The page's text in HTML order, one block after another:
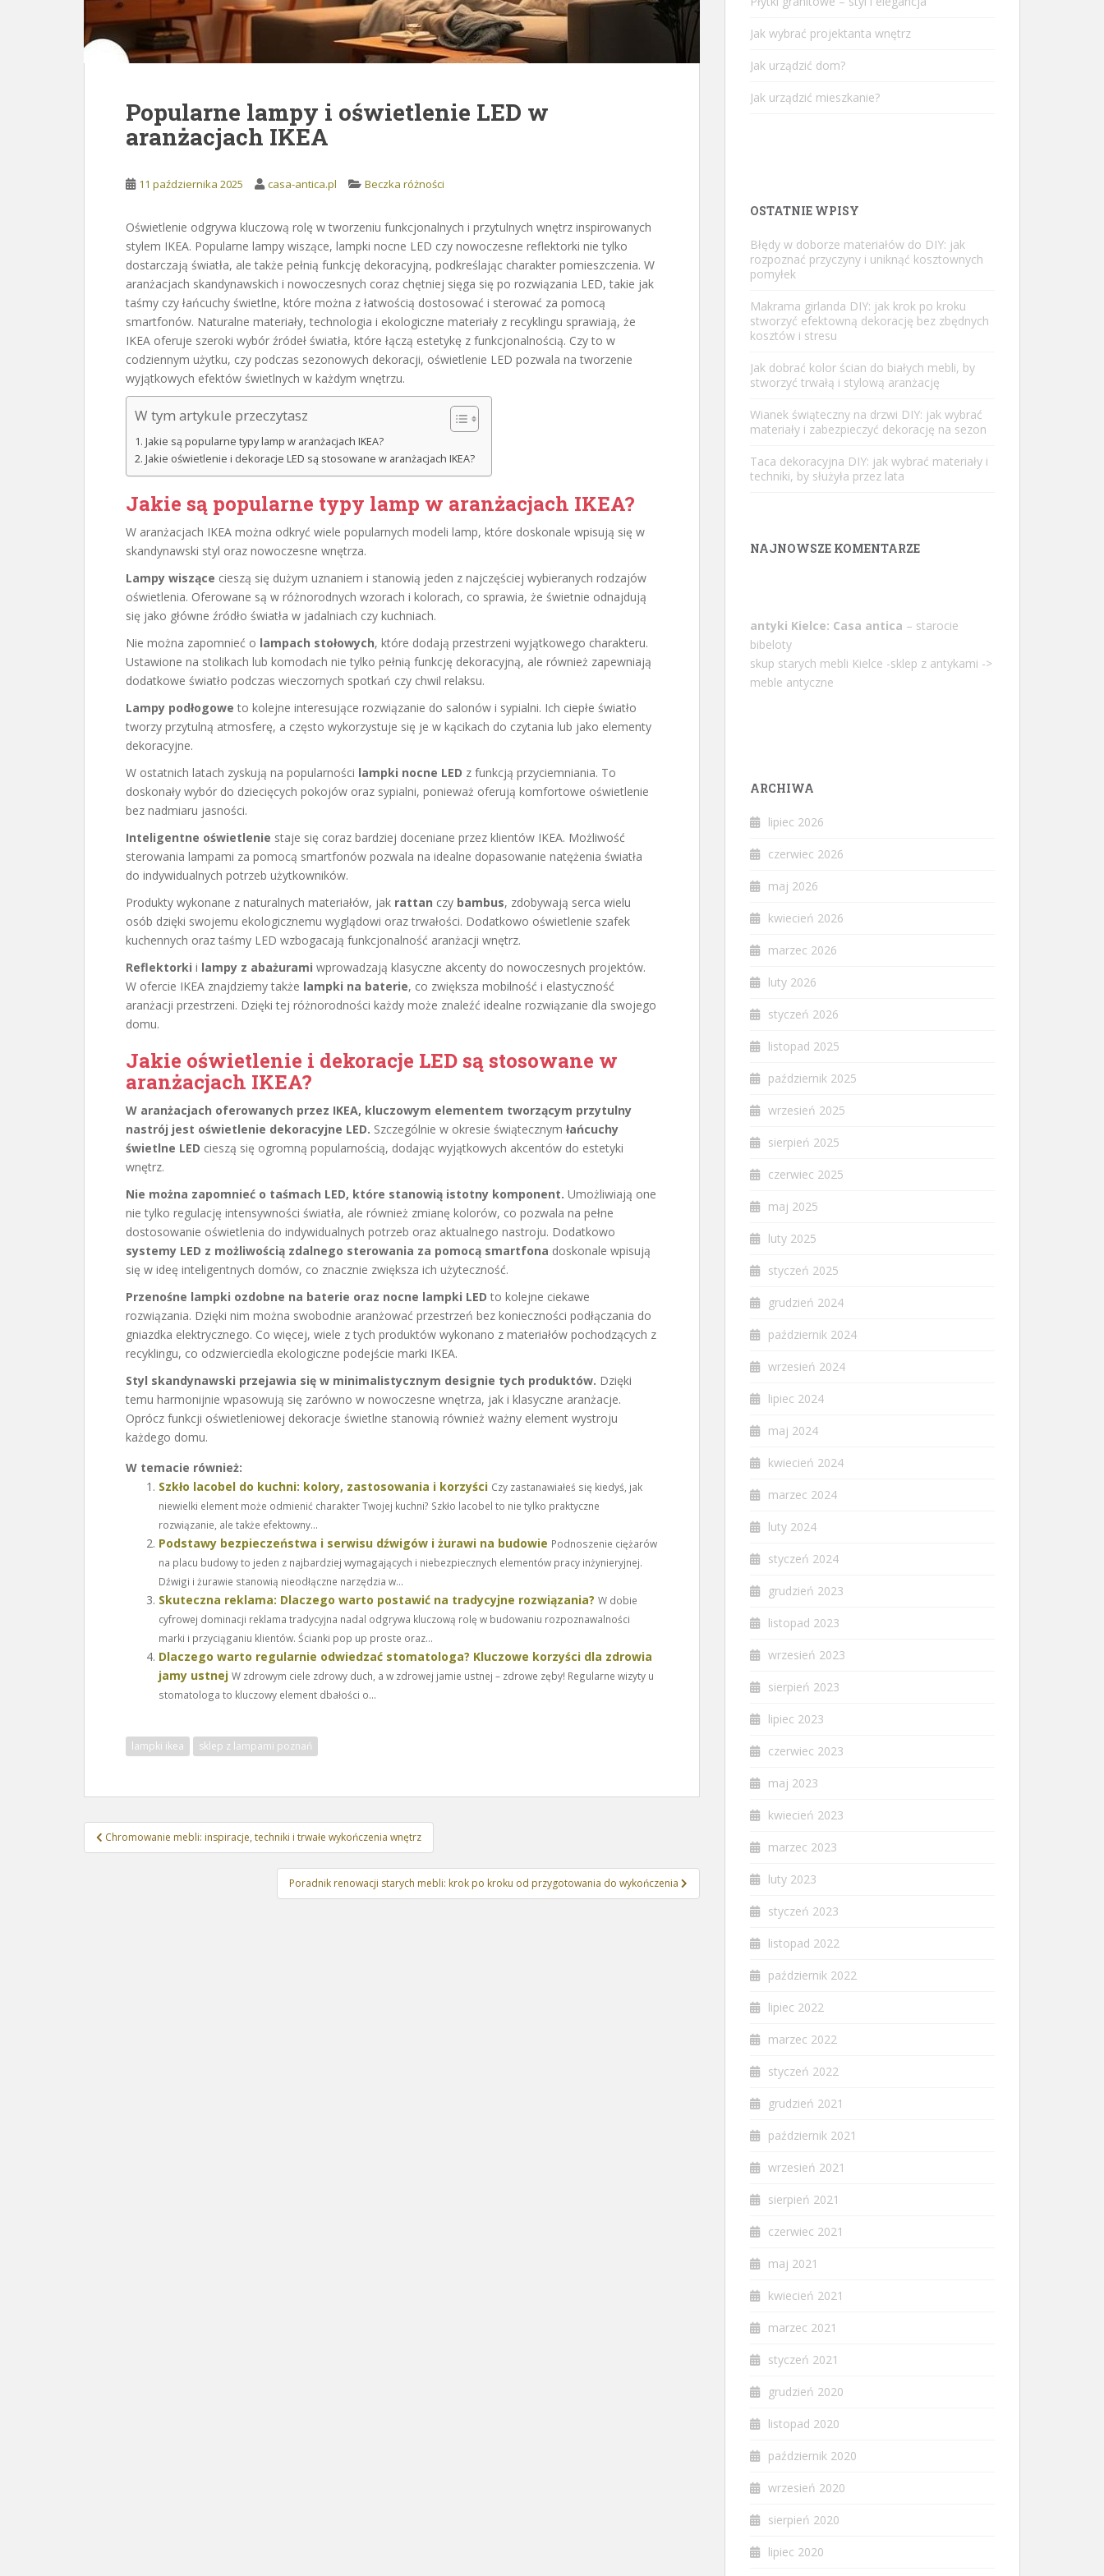
Popularne lampy i oświetlenie LED w
aranżacjach IKEA
11 października 2025 casa-antica.pl Beczka różności
Oświetlenie odgrywa kluczową rolę w tworzeniu funkcjonalnych i przytulnych wnętrz inspirowanych
stylem IKEA. Popularne lampy wiszące, lampki nocne LED czy nowoczesne reflektorki nie tylko
dostarczają światła, ale także pełnią funkcję dekoracyjną, podkreślając charakter pomieszczenia. W
aranżacjach skandynawskich i nowoczesnych coraz chętniej sięga się po rozwiązania LED, takie jak
taśmy czy łańcuchy świetlne, które można z łatwością dostosować i sterować za pomocą
smartfonów. Naturalne materiały, technologia i ekologiczne materiały z recyklingu sprawiają, że
IKEA oferuje szeroki wybór źródeł światła, które łączą estetykę z funkcjonalnością. Czy to w
codziennym użytku, czy podczas sezonowych dekoracji, oświetlenie LED pozwala na tworzenie
wyjątkowych efektów świetlnych w każdym wnętrzu.
W tym artykule przeczytasz
Jakie są popularne typy lamp w aranżacjach IKEA?
Jakie oświetlenie i dekoracje LED są stosowane w aranżacjach IKEA?
Jakie są popularne typy lamp w aranżacjach IKEA?
W aranżacjach IKEA można odkryć wiele popularnych modeli lamp, które doskonale wpisują się w
skandynawski styl oraz nowoczesne wnętrza.
Lampy wiszące cieszą się dużym uznaniem i stanowią jeden z najczęściej wybieranych rodzajów
oświetlenia. Oferowane są w różnorodnych wzorach i kolorach, co sprawia, że świetnie odnajdują
się jako główne źródło światła w jadalniach czy kuchniach.
Nie można zapomnieć o lampach stołowych, które dodają przestrzeni wyjątkowego charakteru.
Ustawione na stolikach lub komodach nie tylko pełnią funkcję dekoracyjną, ale również zapewniają
dodatkowe światło podczas wieczornych spotkań czy chwil relaksu.
Lampy podłogowe to kolejne interesujące rozwiązanie do salonów i sypialni. Ich ciepłe światło
tworzy przytulną atmosferę, a często wykorzystuje się je w kącikach do czytania lub jako elementy
dekoracyjne.
W ostatnich latach zyskują na popularności lampki nocne LED z funkcją przyciemniania. To
doskonały wybór do dziecięcych pokojów oraz sypialni, ponieważ oferują komfortowe oświetlenie
bez nadmiaru jasności.
Inteligentne oświetlenie staje się coraz bardziej doceniane przez klientów IKEA. Możliwość
sterowania lampami za pomocą smartfonów pozwala na idealne dopasowanie natężenia światła
do indywidualnych potrzeb użytkowników.
Produkty wykonane z naturalnych materiałów, jak rattan czy bambus, zdobywają serca wielu
osób dzięki swojemu ekologicznemu wyglądowi oraz trwałości. Dodatkowo oświetlenie szafek
kuchennych oraz taśmy LED wzbogacają funkcjonalność aranżacji wnętrz.
Reflektorki i lampy z abażurami wprowadzają klasyczne akcenty do nowoczesnych projektów.
W ofercie IKEA znajdziemy także lampki na baterie, co zwiększa mobilność i elastyczność
aranżacji przestrzeni. Dzięki tej różnorodności każdy może znaleźć idealne rozwiązanie dla swojego
domu.
Jakie oświetlenie i dekoracje LED są stosowane w
aranżacjach IKEA?
W aranżacjach oferowanych przez IKEA, kluczowym elementem tworzącym przytulny
nastrój jest oświetlenie dekoracyjne LED. Szczególnie w okresie świątecznym łańcuchy
świetlne LED cieszą się ogromną popularnością, dodając wyjątkowych akcentów do estetyki
wnętrz.
Nie można zapomnieć o taśmach LED, które stanowią istotny komponent. Umożliwiają one
nie tylko regulację intensywności światła, ale również zmianę kolorów, co pozwala na pełne
dostosowanie oświetlenia do indywidualnych potrzeb oraz aktualnego nastroju. Dodatkowo
systemy LED z możliwością zdalnego sterowania za pomocą smartfona doskonale wpisują
się w ideę inteligentnych domów, co znacznie zwiększa ich użyteczność.
Przenośne lampki ozdobne na baterie oraz nocne lampki LED to kolejne ciekawe
rozwiązania. Dzięki nim można swobodnie aranżować przestrzeń bez konieczności podłączania do
gniazdka elektrycznego. Co więcej, wiele z tych produktów wykonano z materiałów pochodzących z
recyklingu, co odzwierciedla ekologiczne podejście marki IKEA.
Styl skandynawski przejawia się w minimalistycznym designie tych produktów. Dzięki
temu harmonijnie wpasowują się zarówno w nowoczesne wnętrza, jak i klasyczne aranżacje.
Oprócz funkcji oświetleniowej dekoracje świetlne stanowią również ważny element wystroju
każdego domu.
W temacie również:
Szkło lacobel do kuchni: kolory, zastosowania i korzyści Czy zastanawiałeś się kiedyś, jak
niewielki element może odmienić charakter Twojej kuchni? Szkło lacobel to nie tylko praktyczne
rozwiązanie, ale także efektowny...
Podstawy bezpieczeństwa i serwisu dźwigów i żurawi na budowie Podnoszenie ciężarów
na placu budowy to jeden z najbardziej wymagających i niebezpiecznych elementów pracy inżynieryjnej.
Dźwigi i żurawie stanowią nieodłączne narzędzia w...
Skuteczna reklama: Dlaczego warto postawić na tradycyjne rozwiązania? W dobie
cyfrowej dominacji reklama tradycyjna nadal odgrywa kluczową rolę w budowaniu rozpoznawalności
marki i przyciąganiu klientów. Ścianki pop up proste oraz...
Dlaczego warto regularnie odwiedzać stomatologa? Kluczowe korzyści dla zdrowia
jamy ustnej W zdrowym ciele zdrowy duch, a w zdrowej jamie ustnej – zdrowe zęby! Regularne wizyty u
stomatologa to kluczowy element dbałości o...
lampki ikea sklep z lampami poznań
Nawigacja
wpisu
Chromowanie mebli: inspiracje, techniki i trwałe wykończenia wnętrz
Poradnik renowacji starych mebli: krok po kroku od przygotowania do wykończenia
Jak wybrać projektanta wnętrz
Jak urządzić dom?
Jak urządzić mieszkanie?
OSTATNIE WPISY
Błędy w doborze materiałów do DIY: jak
rozpoznać przyczyny i uniknąć kosztownych
pomyłek
Makrama girlanda DIY: jak krok po kroku
stworzyć efektowną dekorację bez zbędnych
kosztów i stresu
Jak dobrać kolor ścian do białych mebli, by
stworzyć trwałą i stylową aranżację
Wianek świąteczny na drzwi DIY: jak wybrać
materiały i zabezpieczyć dekorację na sezon
Taca dekoracyjna DIY: jak wybrać materiały i
techniki, by służyła przez lata
NAJNOWSZE KOMENTARZE
antyki Kielce: Casa antica – starocie
bibeloty
skup starych mebli Kielce -sklep z antykami ->
meble antyczne
ARCHIWA
lipiec 2026
czerwiec 2026
maj 2026
kwiecień 2026
marzec 2026
luty 2026
styczeń 2026
listopad 2025
październik 2025
wrzesień 2025
sierpień 2025
czerwiec 2025
maj 2025
luty 2025
styczeń 2025
grudzień 2024
październik 2024
wrzesień 2024
lipiec 2024
maj 2024
kwiecień 2024
marzec 2024
luty 2024
styczeń 2024
grudzień 2023
listopad 2023
wrzesień 2023
sierpień 2023
lipiec 2023
czerwiec 2023
maj 2023
kwiecień 2023
marzec 2023
luty 2023
styczeń 2023
listopad 2022
październik 2022
lipiec 2022
marzec 2022
styczeń 2022
grudzień 2021
październik 2021
wrzesień 2021
sierpień 2021
czerwiec 2021
maj 2021
kwiecień 2021
marzec 2021
styczeń 2021
grudzień 2020
listopad 2020
październik 2020
wrzesień 2020
sierpień 2020
lipiec 2020